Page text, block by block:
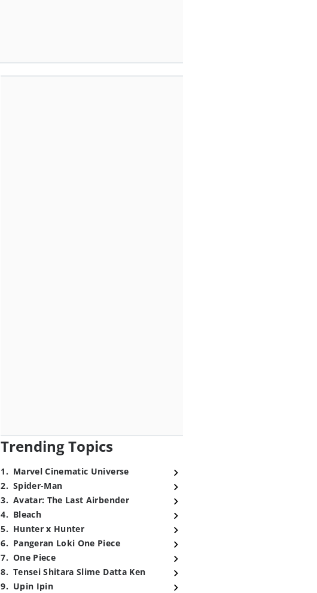
Trending Topics
1. Marvel Cinematic Universe
2. Spider-Man
3. Avatar: The Last Airbender
4. Bleach
5. Hunter x Hunter
6. Pangeran Loki One Piece
7. One Piece
8. Tensei Shitara Slime Datta Ken
9. Upin Ipin